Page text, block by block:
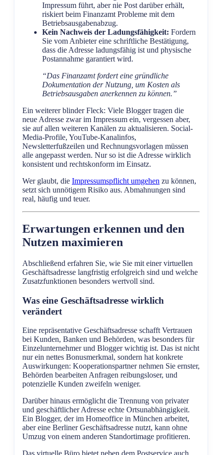
Impressum führt, aber nie Post darüber erhält,
riskiert beim Finanzamt Probleme mit dem
Betriebsausgabenabzug.
Kein Nachweis der Ladungsfähigkeit: Fordern
Sie vom Anbieter eine schriftliche Bestätigung,
dass die Adresse ladungsfähig ist und physische
Postannahme garantiert wird.
“Das Finanzamt fordert eine gründliche
Dokumentation der Nutzung, um Kosten als
Betriebsausgaben anerkennen zu können.”
Ein weiterer blinder Fleck: Viele Blogger tragen die
neue Adresse zwar im Impressum ein, vergessen aber,
sie auf allen weiteren Kanälen zu aktualisieren. Social-
Media-Profile, YouTube-Kanalinfos,
Newsletterfußzeilen und Rechnungsvorlagen müssen
alle angepasst werden. Nur so ist die Adresse wirklich
konsistent und rechtskonform im Einsatz.
Wer glaubt, die Impressumspflicht umgehen zu können,
setzt sich unnötigem Risiko aus. Abmahnungen sind
real, häufig und teuer.
Erwartungen erkennen und den
Nutzen maximieren
Abschließend erfahren Sie, wie Sie mit einer virtuellen
Geschäftsadresse langfristig erfolgreich sind und welche
Zusatzfunktionen besonders wertvoll sind.
Was eine Geschäftsadresse wirklich
verändert
Eine repräsentative Geschäftsadresse schafft Vertrauen
bei Kunden, Banken und Behörden, was besonders für
Einzelunternehmer und Blogger wichtig ist. Das ist nicht
nur ein nettes Bonusmerkmal, sondern hat konkrete
Auswirkungen: Kooperationspartner nehmen Sie ernster,
Behörden bearbeiten Anfragen reibungsloser, und
potenzielle Kunden zweifeln weniger.
Darüber hinaus ermöglicht die Trennung von privater
und geschäftlicher Adresse echte Ortsunabhängigkeit.
Ein Blogger, der im Homeoffice in München arbeitet,
aber eine Berliner Geschäftsadresse nutzt, kann ohne
Umzug von einem anderen Standortimage profitieren.